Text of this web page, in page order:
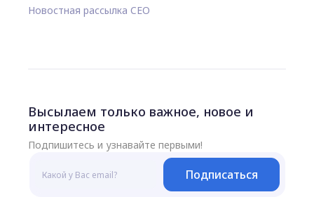
Новостная рассылка CEO
Высылаем только важное, новое и
интересное
Подпишитесь и узнавайте первыми!
Подписаться